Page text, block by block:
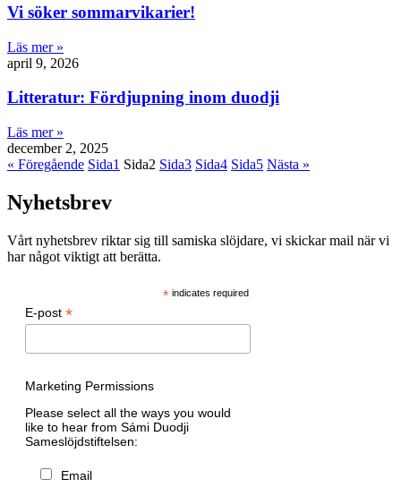
Vi söker sommarvikarier!
Läs mer »
april 9, 2026
Litteratur: Fördjupning inom duodji
Läs mer »
december 2, 2025
« Föregående Sida1 Sida2 Sida3 Sida4 Sida5 Nästa »
Nyhetsbrev
Vårt nyhetsbrev riktar sig till samiska slöjdare, vi skickar mail när vi
har något viktigt att berätta.
*indicates required
E-post *
Marketing Permissions
Please select all the ways you would
like to hear from Sámi Duodji
Sameslöjdstiftelsen:
Email